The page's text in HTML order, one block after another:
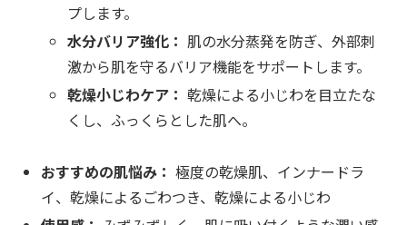
プします。
水分バリア強化： 肌の水分蒸発を防ぎ、外部刺
激から肌を守るバリア機能をサポートします。
乾燥小じわケア： 乾燥による小じわを目立たな
くし、ふっくらとした肌へ。
おすすめの肌悩み： 極度の乾燥肌、インナードラ
イ、乾燥によるごわつき、乾燥による小じわ